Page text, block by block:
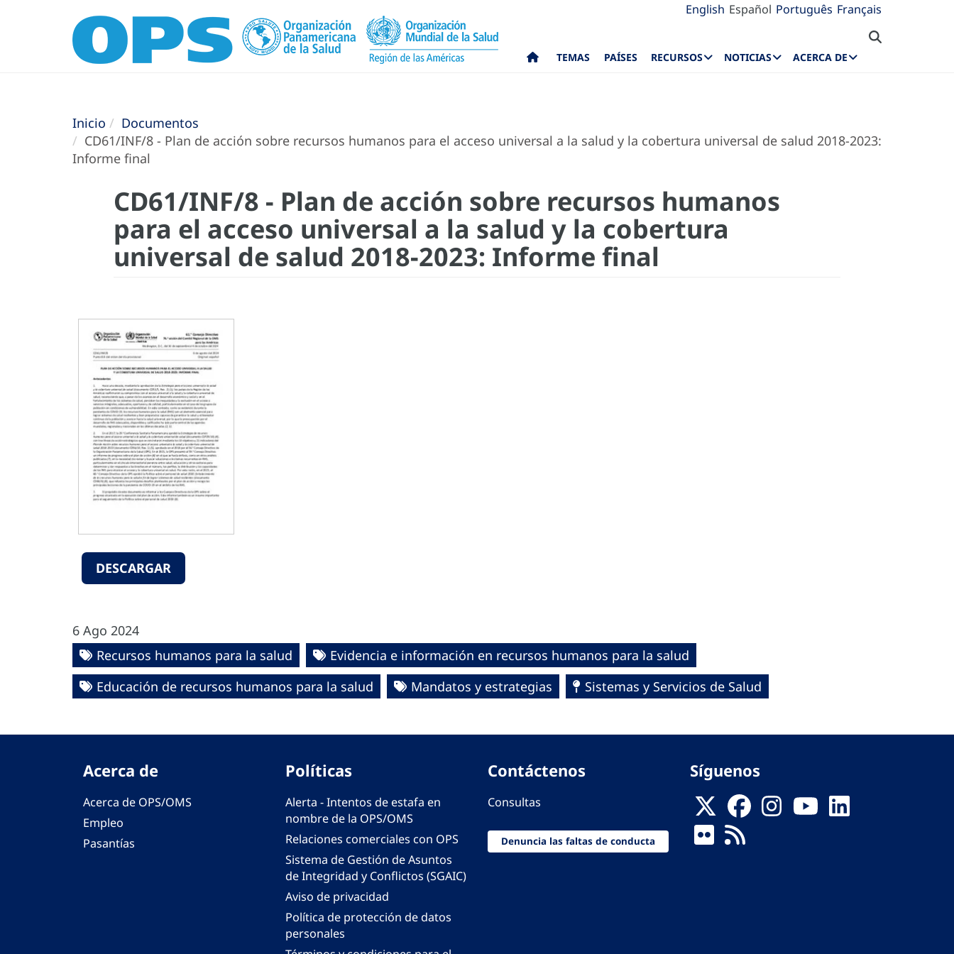
English Español Português Français
TEMAS PAÍSES RECURSOS NOTICIAS ACERCA DE
Inicio
Documentos
CD61/INF/8 - Plan de acción sobre recursos humanos para el acceso universal a la salud y la cobertura universal de salud 2018-2023:
Informe final
CD61/INF/8 - Plan de acción sobre recursos humanos
para el acceso universal a la salud y la cobertura
universal de salud 2018-2023: Informe final
DESCARGAR
6 Ago 2024
Recursos humanos para la salud
Evidencia e información en recursos humanos para la salud
Educación de recursos humanos para la salud
Mandatos y estrategias Sistemas y Servicios de Salud
Acerca de
Acerca de OPS/OMS
Empleo
Pasantías
Políticas
Alerta - Intentos de estafa en
nombre de la OPS/OMS
Relaciones comerciales con OPS
Sistema de Gestión de Asuntos
de Integridad y Conflictos (SGAIC)
Aviso de privacidad
Política de protección de datos
personales
Contáctenos
Consultas
Denuncia las faltas de conducta
Síguenos